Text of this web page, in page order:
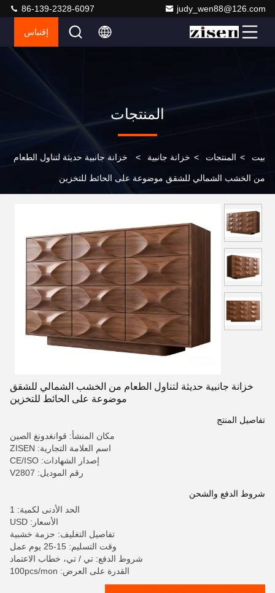
judy_wen88@126.com
86-139-2328-6097
إقتباس
المنتجات
بيت > المنتجات > خزانة جانبية > خزانة جانبية حديثة لتناول الطعام
من الخشب الشمالي للشقق موضوعة على الحائط للتخزين
خزانة جانبية حديثة لتناول الطعام من الخشب الشمالي للشقق
موضوعة على الحائط للتخزين
تفاصيل المنتج
مكان المنشأ: قوانغدونغ الصين
اسم العلامة التجارية: ZISEN
إصدار الشهادات: CE/ISO
رقم الموديل: V2807
شروط الدفع والشحن
الحد الأدنى لكمية: 1
الأسعار: USD
تفاصيل التغليف: حزمة خشبية
وقت التسليم: 15-25 يوم عمل
شروط الدفع: تي / تي، خطاب الاعتماد
القدرة على العرض: 100pcs/mon